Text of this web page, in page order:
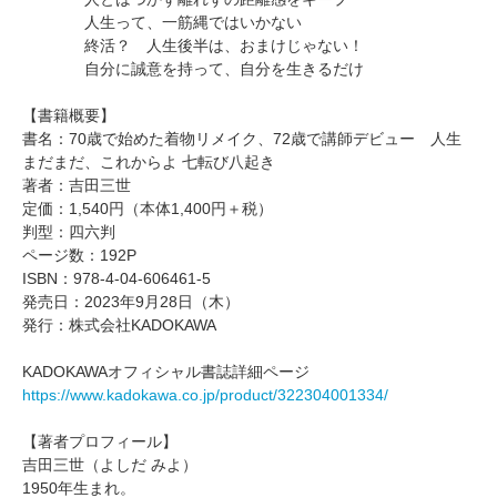
人生って、一筋縄ではいかない
終活？ 人生後半は、おまけじゃない！
自分に誠意を持って、自分を生きるだけ
【書籍概要】
書名：70歳で始めた着物リメイク、72歳で講師デビュー 人生
まだまだ、これからよ 七転び八起き
著者：吉田三世
定価：1,540円（本体1,400円＋税）
判型：四六判
ページ数：192P
ISBN：978-4-04-606461-5
発売日：2023年9月28日（木）
発行：株式会社KADOKAWA
KADOKAWAオフィシャル書誌詳細ページ
https://www.kadokawa.co.jp/product/322304001334/
【著者プロフィール】
吉田三世（よしだ みよ）
1950年生まれ。